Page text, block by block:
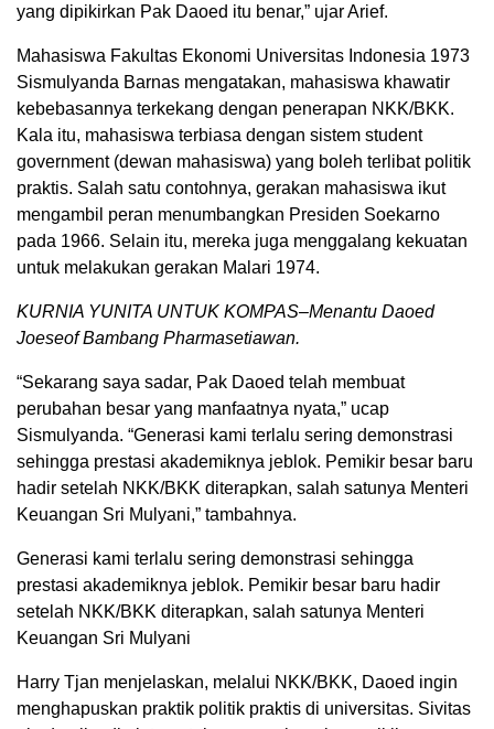
yang dipikirkan Pak Daoed itu benar,” ujar Arief.
Mahasiswa Fakultas Ekonomi Universitas Indonesia 1973
Sismulyanda Barnas mengatakan, mahasiswa khawatir
kebebasannya terkekang dengan penerapan NKK/BKK.
Kala itu, mahasiswa terbiasa dengan sistem student
government (dewan mahasiswa) yang boleh terlibat politik
praktis. Salah satu contohnya, gerakan mahasiswa ikut
mengambil peran menumbangkan Presiden Soekarno
pada 1966. Selain itu, mereka juga menggalang kekuatan
untuk melakukan gerakan Malari 1974.
KURNIA YUNITA UNTUK KOMPAS–Menantu Daoed
Joeseof Bambang Pharmasetiawan.
“Sekarang saya sadar, Pak Daoed telah membuat
perubahan besar yang manfaatnya nyata,” ucap
Sismulyanda. “Generasi kami terlalu sering demonstrasi
sehingga prestasi akademiknya jeblok. Pemikir besar baru
hadir setelah NKK/BKK diterapkan, salah satunya Menteri
Keuangan Sri Mulyani,” tambahnya.
Generasi kami terlalu sering demonstrasi sehingga
prestasi akademiknya jeblok. Pemikir besar baru hadir
setelah NKK/BKK diterapkan, salah satunya Menteri
Keuangan Sri Mulyani
Harry Tjan menjelaskan, melalui NKK/BKK, Daoed ingin
menghapuskan praktik politik praktis di universitas. Sivitas